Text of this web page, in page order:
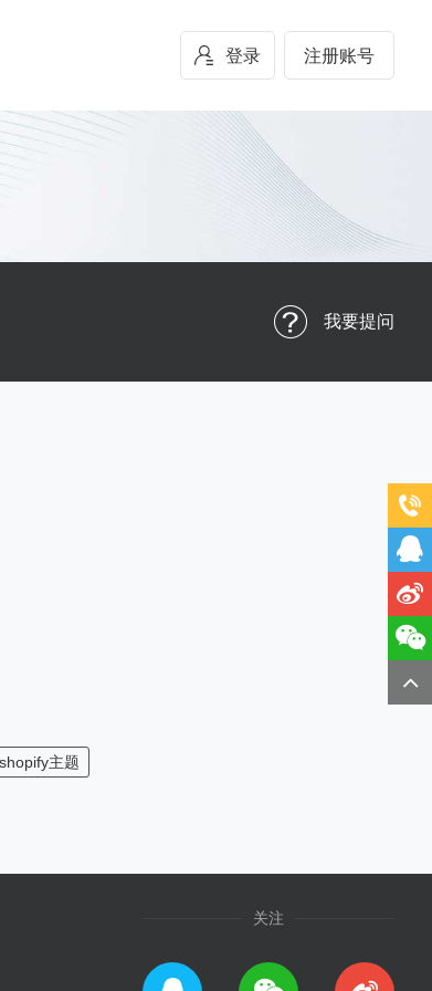
登录 注册账号
我要提问
shopify主题
关注